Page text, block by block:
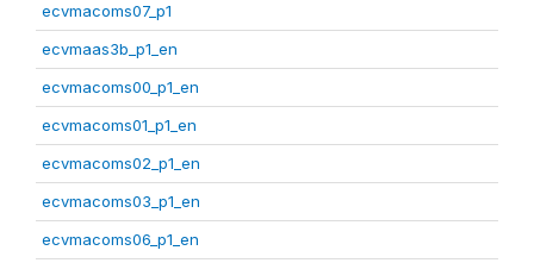
ecvmacoms07_p1
ecvmaas3b_p1_en
ecvmacoms00_p1_en
ecvmacoms01_p1_en
ecvmacoms02_p1_en
ecvmacoms03_p1_en
ecvmacoms06_p1_en